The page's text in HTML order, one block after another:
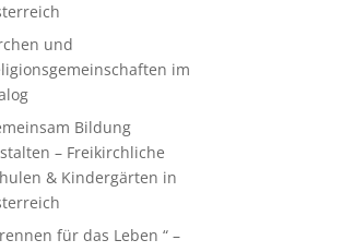
und
im
Bildung
– Freikirchliche
& Kindergärten in
für das Leben “ –